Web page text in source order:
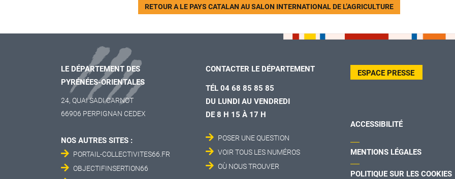
RETOUR A LE PAYS CATALAN AU SALON INTERNATIONAL DE L’AGRICULTURE
LE DÉPARTEMENT DES
PYRÉNÉES-ORIENTALES
24, QUAI SADI CARNOT
66906 PERPIGNAN CEDEX
NOS AUTRES SITES :
PORTAIL-COLLECTIVITES66.FR
OBJECTIFINSERTION66
CONTACTER LE DÉPARTEMENT
TÉL 04 68 85 85 85
DU LUNDI AU VENDREDI
DE 8 H 15 À 17 H
POSER UNE QUESTION
VOIR TOUS LES NUMÉROS
OÙ NOUS TROUVER
ESPACE PRESSE
ACCESSIBILITÉ
MENTIONS LÉGALES
POLITIQUE SUR LES COOKIES